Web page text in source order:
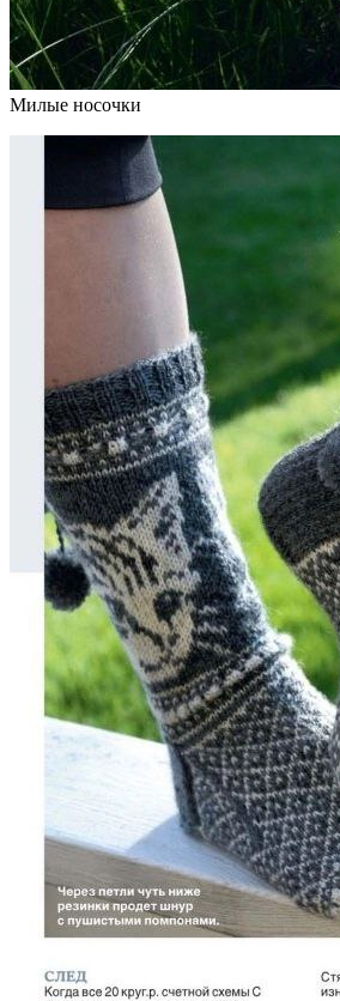
Милые носочки